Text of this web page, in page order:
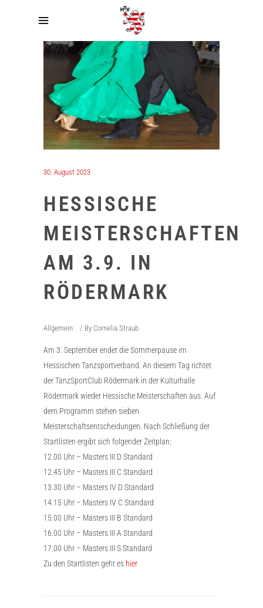
30. August 2023
HESSISCHE
MEISTERSCHAFTEN
AM 3.9. IN
RÖDERMARK
Allgemein By Cornelia Straub
Am 3. September endet die Sommerpause im
Hessischen Tanzsportverband. An diesem Tag richtet
der TanzSportClub Rödermark in der Kulturhalle
Rödermark wieder Hessische Meisterschaften aus. Auf
dem Programm stehen sieben
Meisterschaftsentscheidungen. Nach Schließung der
Startlisten ergibt sich folgender Zeitplan:
12.00 Uhr – Masters III D Standard
12.45 Uhr – Masters III C Standard
13.30 Uhr – Masters IV D Standard
14.15 Uhr – Masters IV C Standard
15.00 Uhr – Masters III B Standard
16.00 Uhr – Masters III A Standard
17.00 Uhr – Masters III S Standard
Zu den Startlisten geht es hier